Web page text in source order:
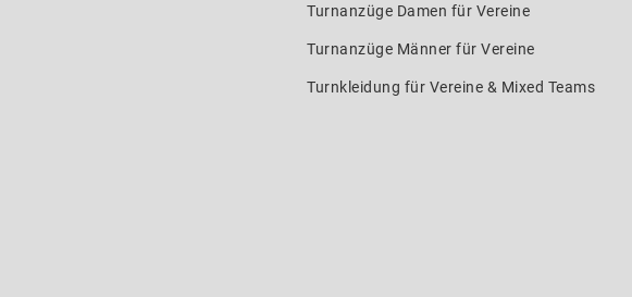
Turnanzüge Damen für Vereine
Turnanzüge Männer für Vereine
Turnkleidung für Vereine & Mixed Teams